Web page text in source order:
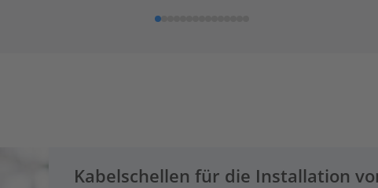
Kabelschellen für die Installation